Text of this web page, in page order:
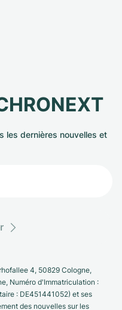
les dernières nouvelles et
4, 50829 Cologne,
Numéro d'Immatriculation :
: DE451441052) et ses
des nouvelles sur les